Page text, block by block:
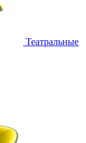
Театральные